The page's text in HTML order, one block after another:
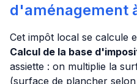
d'aménagement
Cet impôt local se calcule
Calcul de la base
assiette : on multiplie la
(surface de plancher